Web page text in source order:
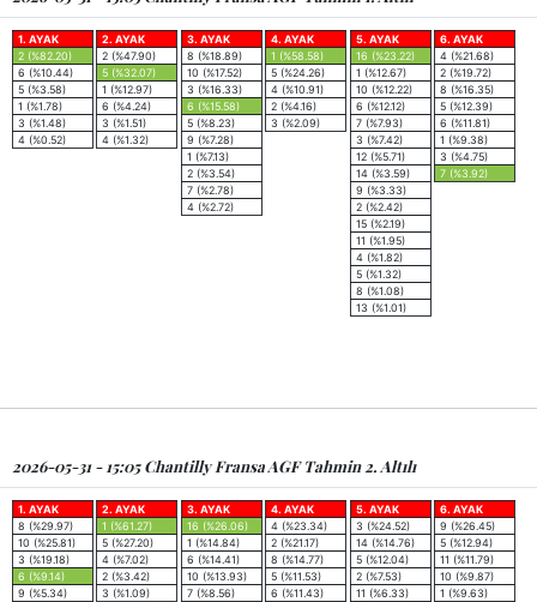
1. AYAK
2 (%82.20)
6 (%10.44)
5 (%3.58)
1 (%1.78)
3 (%1.48)
4 (%0.52)
2. AYAK
2 (%47.90)
5 (%32.07)
1 (%12.97)
6 (%4.24)
3 (%1.51)
4 (%1.32)
3. AYAK
8 (%18.89)
10 (%17.52)
3 (%16.33)
6 (%15.58)
5 (%8.23)
9 (%7.28)
1 (%7.13)
2 (%3.54)
7 (%2.78)
4 (%2.72)
4. AYAK
1 (%58.58)
5 (%24.26)
4 (%10.91)
2 (%4.16)
3 (%2.09)
5. AYAK
16 (%23.22)
1 (%12.67)
10 (%12.22)
6 (%12.12)
7 (%7.93)
3 (%7.42)
12 (%5.71)
14 (%3.59)
9 (%3.33)
2 (%2.42)
15 (%2.19)
11 (%1.95)
4 (%1.82)
5 (%1.32)
8 (%1.08)
13 (%1.01)
6. AYAK
4 (%21.68)
2 (%19.72)
8 (%16.35)
5 (%12.39)
6 (%11.81)
1 (%9.38)
3 (%4.75)
7 (%3.92)
2026-05-31 - 15:05 Chantilly Fransa AGF Tahmin 2. Altılı
1. AYAK
8 (%29.97)
10 (%25.81)
3 (%19.18)
6 (%9.14)
9 (%5.34)
2. AYAK
1 (%61.27)
5 (%27.20)
4 (%7.02)
2 (%3.42)
3 (%1.09)
3. AYAK
16 (%26.06)
1 (%14.84)
6 (%14.41)
10 (%13.93)
7 (%8.56)
4. AYAK
4 (%23.34)
2 (%21.17)
8 (%14.77)
5 (%11.53)
6 (%11.43)
5. AYAK
3 (%24.52)
14 (%14.76)
5 (%12.04)
2 (%7.53)
11 (%6.33)
6. AYAK
9 (%26.45)
5 (%12.94)
11 (%11.79)
10 (%9.87)
1 (%9.63)